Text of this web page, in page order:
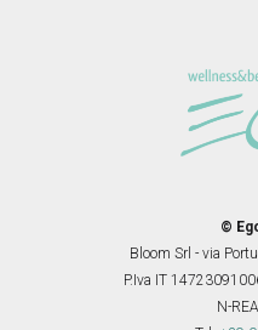
©
Bloom Srl - via
P.Iva IT
N-